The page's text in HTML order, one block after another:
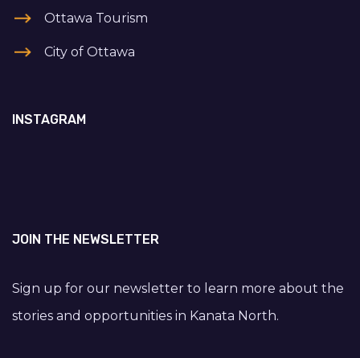
Ottawa Tourism
City of Ottawa
INSTAGRAM
JOIN THE NEWSLETTER
Sign up for our newsletter to learn more about the
stories and opportunities in Kanata North.